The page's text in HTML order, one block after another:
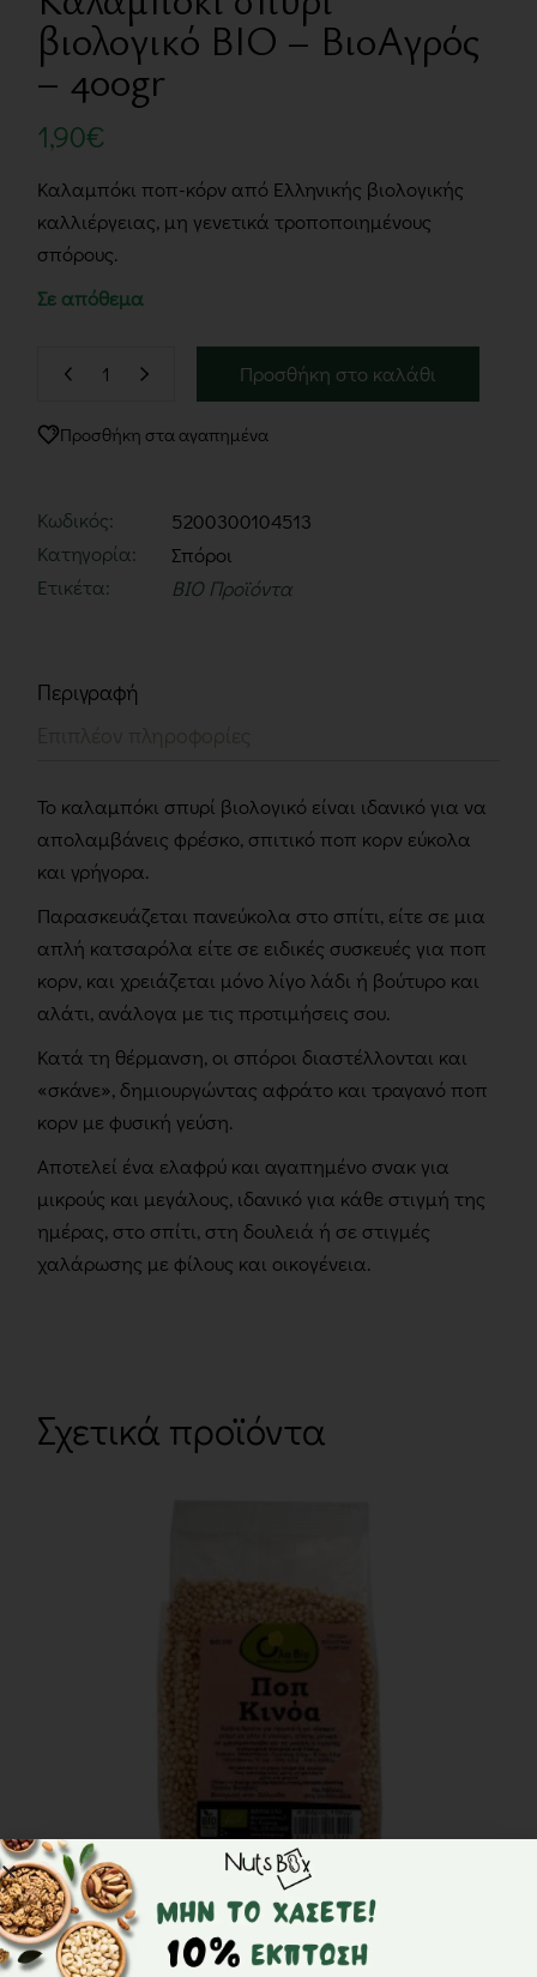
βιολογικό BIO – ΒιοΑγρός
– 400gr
1,90€
Καλαμπόκι ποπ-κόρν από Ελληνικής βιολογικής
καλλιέργειας, μη γενετικά τροποποιημένους
σπόρους.
Σε απόθεμα
Προσθήκη στο καλάθι
Προσθήκη στα αγαπημένα
Κωδικός:
5200300104513
Κατηγορία:
Σπόροι
Ετικέτα:
BIO Προϊόντα
Περιγραφή
Το καλαμπόκι σπυρί βιολογικό είναι ιδανικό για να
απολαμβάνεις φρέσκο, σπιτικό ποπ κορν εύκολα
και γρήγορα.
Παρασκευάζεται πανεύκολα στο σπίτι, είτε σε μια
απλή κατσαρόλα είτε σε ειδικές συσκευές για ποπ
κορν, και χρειάζεται μόνο λίγο λάδι ή βούτυρο και
αλάτι, ανάλογα με τις προτιμήσεις σου.
Κατά τη θέρμανση, οι σπόροι διαστέλλονται και
«σκάνε», δημιουργώντας αφράτο και τραγανό ποπ
κορν με φυσική γεύση.
Αποτελεί ένα ελαφρύ και αγαπημένο σνακ για
μικρούς και μεγάλους, ιδανικό για κάθε στιγμή της
ημέρας, στο σπίτι, στη δουλειά ή σε στιγμές
χαλάρωσης με φίλους και οικογένεια.
Σχετικά προϊόντα
Ποπ κινόα BIO – Όλα Bio – 100gr